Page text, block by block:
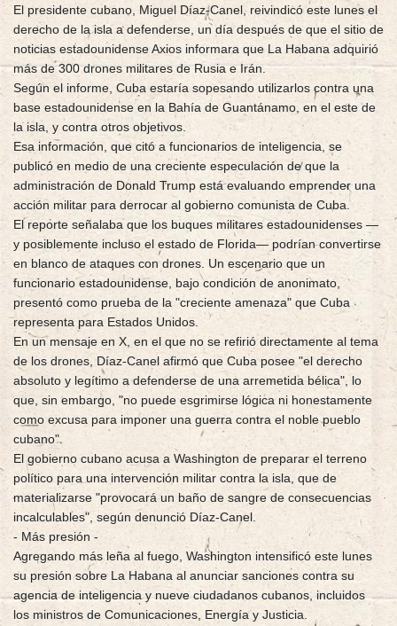
El presidente cubano, Miguel Díaz-Canel, reivindicó este lunes el
derecho de la isla a defenderse, un día después de que el sitio de
noticias estadounidense Axios informara que La Habana adquirió
más de 300 drones militares de Rusia e Irán.
Según el informe, Cuba estaría sopesando utilizarlos contra una
base estadounidense en la Bahía de Guantánamo, en el este de
la isla, y contra otros objetivos.
Esa información, que citó a funcionarios de inteligencia, se
publicó en medio de una creciente especulación de que la
administración de Donald Trump está evaluando emprender una
acción militar para derrocar al gobierno comunista de Cuba.
El reporte señalaba que los buques militares estadounidenses —
y posiblemente incluso el estado de Florida— podrían convertirse
en blanco de ataques con drones. Un escenario que un
funcionario estadounidense, bajo condición de anonimato,
presentó como prueba de la "creciente amenaza" que Cuba
representa para Estados Unidos.
En un mensaje en X, en el que no se refirió directamente al tema
de los drones, Díaz-Canel afirmó que Cuba posee "el derecho
absoluto y legítimo a defenderse de una arremetida bélica", lo
que, sin embargo, "no puede esgrimirse lógica ni honestamente
como excusa para imponer una guerra contra el noble pueblo
cubano".
El gobierno cubano acusa a Washington de preparar el terreno
político para una intervención militar contra la isla, que de
materializarse "provocará un baño de sangre de consecuencias
incalculables", según denunció Díaz-Canel.
- Más presión -
Agregando más leña al fuego, Washington intensificó este lunes
su presión sobre La Habana al anunciar sanciones contra su
agencia de inteligencia y nueve ciudadanos cubanos, incluidos
los ministros de Comunicaciones, Energía y Justicia.